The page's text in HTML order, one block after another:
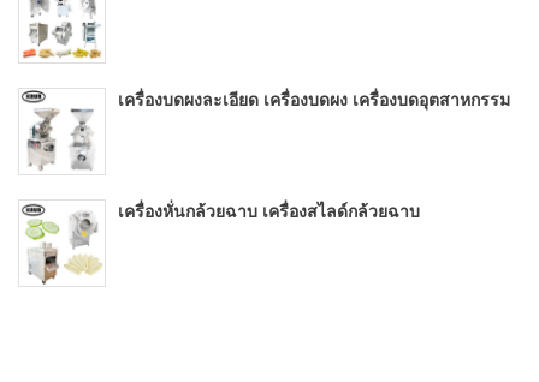
เครื่องบดผงละเอียด เครื่องบดผง เครื่องบดอุตสาหกรรม
เครื่องหั่นกล้วยฉาบ เครื่องสไลด์กล้วยฉาบ